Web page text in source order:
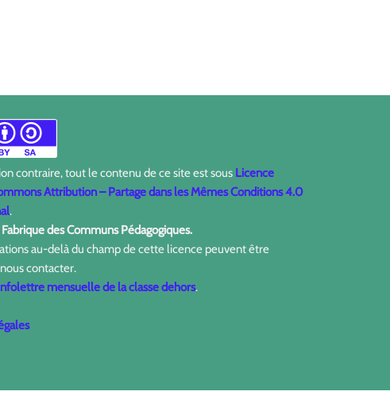
contraire, tout le contenu de ce site est sous Licence
Attribution – Partage dans les Mêmes Conditions 4.0
.
des Communs Pédagogiques.
au-delà du champ de cette licence peuvent être
contacter.
mensuelle de la classe dehors.